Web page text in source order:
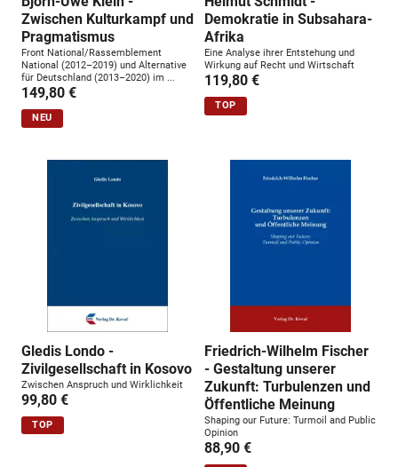
Zwischen Kulturkampf und
Pragmatismus
Front National/Rassemblement
National (2012–2019) und Alternative
für Deutschland (2013–2020) im ...
149,80 €
NEU
Demokratie in Subsahara-
Afrika
Eine Analyse ihrer Entstehung und
Wirkung auf Recht und Wirtschaft
119,80 €
TOP
Gledis Londo -
Zivilgesellschaft in Kosovo
Zwischen Anspruch und Wirklichkeit
99,80 €
TOP
Friedrich-Wilhelm Fischer
- Gestaltung unserer
Zukunft: Turbulenzen und
Öffentliche Meinung
Shaping our Future: Turmoil and Public
Opinion
88,90 €